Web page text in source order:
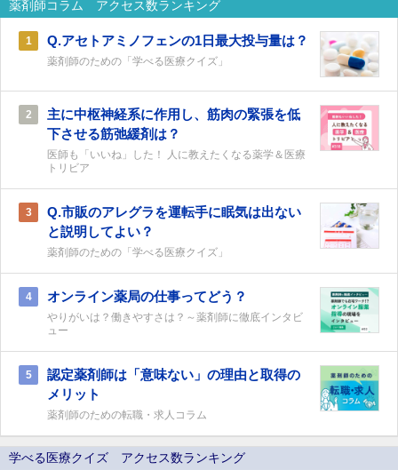
薬剤師コラム アクセス数ランキング
1 Q.アセトアミノフェンの1日最大投与量は？
薬剤師のための「学べる医療クイズ」
2
主に中枢神経系に作用し、筋肉の緊張を低
下させる筋弛緩剤は？
医師も「いいね」した！ 人に教えたくなる薬学＆医療
トリビア
3
Q.市販のアレグラを運転手に眠気は出ない
と説明してよい？
薬剤師のための「学べる医療クイズ」
4 オンライン薬局の仕事ってどう？
やりがいは？働きやすさは？～薬剤師に徹底インタビ
ュー
5
認定薬剤師は「意味ない」の理由と取得の
メリット
薬剤師のための転職・求人コラム
学べる医療クイズ アクセス数ランキング